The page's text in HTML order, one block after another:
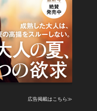
広告掲載はこちら≫